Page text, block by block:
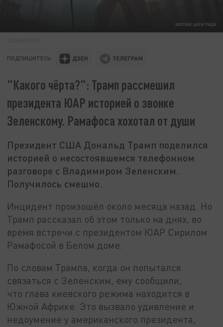
КОЛЛАЖ ЦАРЬГРАДА
ПОДПИШИТЕСЬ:
"Какого чёрта?": Трамп рассмешил
президента ЮАР историей о звонке
Зеленскому. Рамафоса хохотал от души
Президент США Дональд Трамп поделился
историей о несостоявшемся телефонном
разговоре с Владимиром Зеленским.
Получилось смешно.
Инцидент произошёл около месяца назад. Но
Трамп рассказал об этом только на днях, во
время встречи с президентом ЮАР Сирилом
Рамафосой в Белом доме.
По словам Трампа, когда он попытался
связаться с Зеленским, ему сообщили,
что глава киевского режима находится в
Южной Африке. Это вызвало удивление и
недоумение у американского президента,